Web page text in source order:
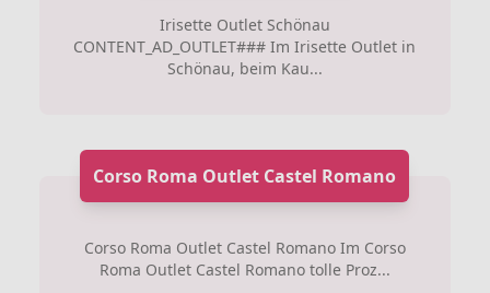
Irisette Outlet Schönau
CONTENT_AD_OUTLET### Im Irisette Outlet in
Schönau, beim Kau...
Corso Roma Outlet Castel Romano
Corso Roma Outlet Castel Romano Im Corso
Roma Outlet Castel Romano tolle Proz...